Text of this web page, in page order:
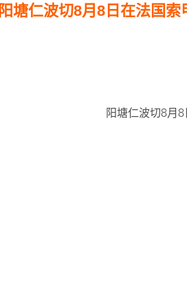
阳塘仁波切8月8日在法国索
阳塘仁波切8月